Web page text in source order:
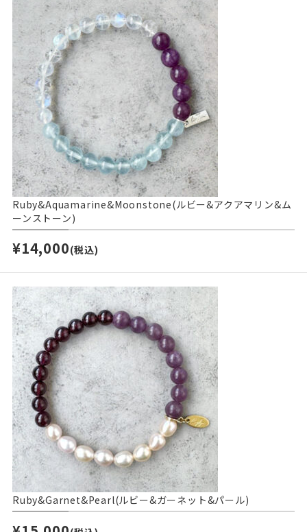
Ruby&Aquamarine&Moonstone(ルビー&アクアマリン&ム
ーンストーン)
¥14,000(税込)
Ruby&Garnet&Pearl(ルビー&ガーネット&パール)